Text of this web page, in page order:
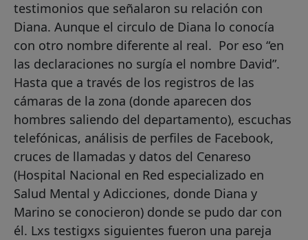
testimonios que señalaron su relación con
Diana. Aunque el circulo de Diana lo conocía
con otro nombre diferente al real. Por eso “en
las declaraciones no surgía el nombre David”.
Hasta que a través de los registros de las
cámaras de la zona (donde aparecen dos
hombres saliendo del departamento), escuchas
telefónicas, análisis de perfiles de Facebook,
cruces de llamadas y datos del Cenareso
(Hospital Nacional en Red especializado en
Salud Mental y Adicciones, donde Diana y
Marino se conocieron) donde se pudo dar con
él. Lxs testigxs siguientes fueron una pareja